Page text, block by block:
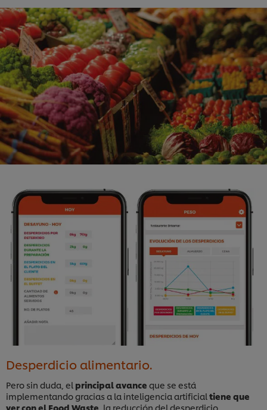
Desperdicio alimentario.
Pero sin duda, el principal avance que se está
implementando gracias a la inteligencia artificial tiene que
ver con el Food Waste , la reducción del desperdicio